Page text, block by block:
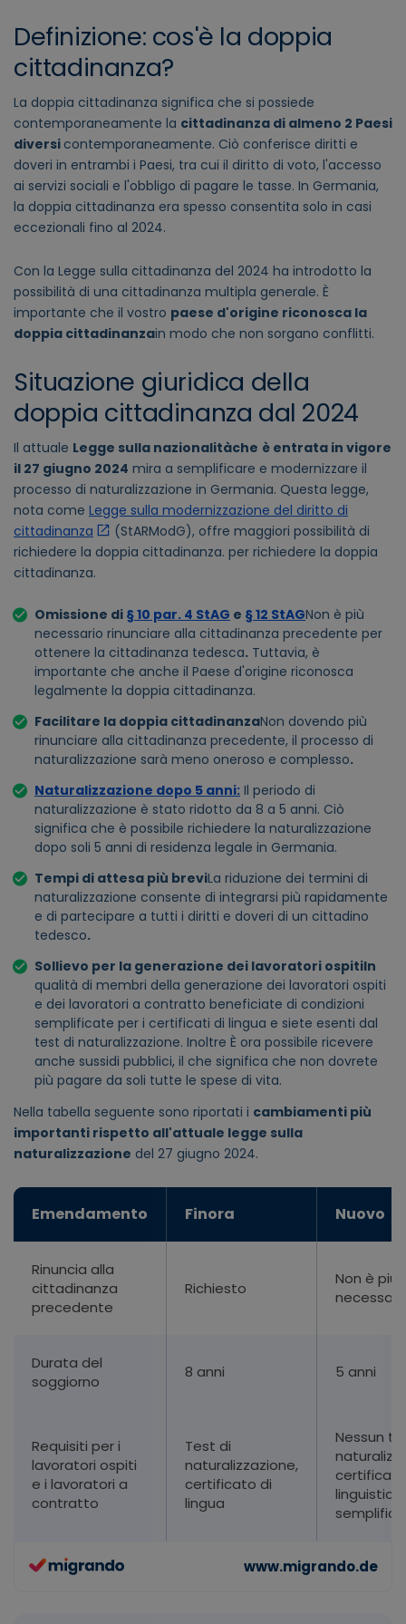
Definizione: cos'è la doppia
cittadinanza?
La doppia cittadinanza significa che si possiede
contemporaneamente la cittadinanza di almeno 2 Paesi
diversi contemporaneamente. Ciò conferisce diritti e
doveri in entrambi i Paesi, tra cui il diritto di voto, l'accesso
ai servizi sociali e l'obbligo di pagare le tasse. In Germania,
la doppia cittadinanza era spesso consentita solo in casi
eccezionali fino al 2024.
Con la Legge sulla cittadinanza del 2024 ha introdotto la
possibilità di una cittadinanza multipla generale. È
importante che il vostro paese d'origine riconosca la
doppia cittadinanzain modo che non sorgano conflitti.
Situazione giuridica della
doppia cittadinanza dal 2024
Il attuale Legge sulla nazionalitàche è entrata in vigore
il 27 giugno 2024 mira a semplificare e modernizzare il
processo di naturalizzazione in Germania. Questa legge,
nota come Legge sulla modernizzazione del diritto di
cittadinanza
(StARModG), offre maggiori possibilità di
richiedere la doppia cittadinanza. per richiedere la doppia
cittadinanza.
Omissione di § 10 par. 4 StAG e § 12 StAGNon è più
necessario rinunciare alla cittadinanza precedente per
ottenere la cittadinanza tedesca. Tuttavia, è
importante che anche il Paese d'origine riconosca
legalmente la doppia cittadinanza.
Facilitare la doppia cittadinanzaNon dovendo più
rinunciare alla cittadinanza precedente, il processo di
naturalizzazione sarà meno oneroso e complesso.
Naturalizzazione dopo 5 anni: Il periodo di
naturalizzazione è stato ridotto da 8 a 5 anni. Ciò
significa che è possibile richiedere la naturalizzazione
dopo soli 5 anni di residenza legale in Germania.
Tempi di attesa più breviLa riduzione dei termini di
naturalizzazione consente di integrarsi più rapidamente
e di partecipare a tutti i diritti e doveri di un cittadino
tedesco.
Sollievo per la generazione dei lavoratori ospitiIn
qualità di membri della generazione dei lavoratori ospiti
e dei lavoratori a contratto beneficiate di condizioni
semplificate per i certificati di lingua e siete esenti dal
test di naturalizzazione. Inoltre È ora possibile ricevere
anche sussidi pubblici, il che significa che non dovrete
più pagare da soli tutte le spese di vita.
Nella tabella seguente sono riportati i cambiamenti più
importanti rispetto all'attuale legge sulla
naturalizzazione del 27 giugno 2024.
Emendamento Finora Nuovo
Rinuncia alla
cittadinanza
precedente
Richiesto
Non è più
Durata del
soggiorno
8 anni 5 anni
Requisiti per i
lavoratori ospiti
e i lavoratori a
contratto
Test di
naturalizzazione,
certificato di
lingua
Nessun
certificati
linguistici